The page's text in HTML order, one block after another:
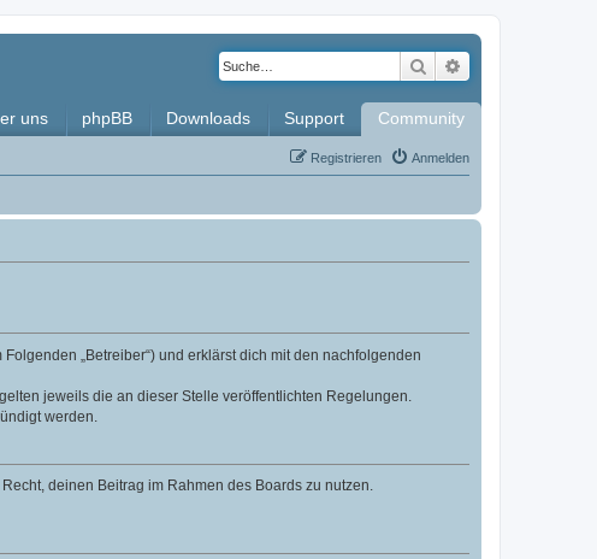
Suche
uns phpBB Downloads Support Community
Anmelden
Registrieren
„Betreiber“) und erklärst dich mit den nachfolgenden
jeweils die an dieser Stelle veröffentlichten Regelungen.
werden.
deinen Beitrag im Rahmen des Boards zu nutzen.